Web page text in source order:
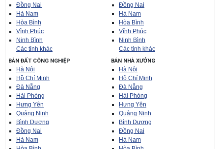
Đồng Nai
Hà Nam
Hòa Bình
Vĩnh Phúc
Ninh Bình
Các tỉnh khác
Đồng Nai
Hà Nam
Hòa Bình
Vĩnh Phúc
Ninh Bình
Các tỉnh khác
BÁN ĐẤT CÔNG NGHIỆP
Hà Nội
Hồ Chí Minh
Đà Nẵng
Hải Phòng
Hưng Yên
Quảng Ninh
Bình Dương
Đồng Nai
Hà Nam
BÁN NHÀ XƯỞNG
Hà Nội
Hồ Chí Minh
Đà Nẵng
Hải Phòng
Hưng Yên
Quảng Ninh
Bình Dương
Đồng Nai
Hà Nam